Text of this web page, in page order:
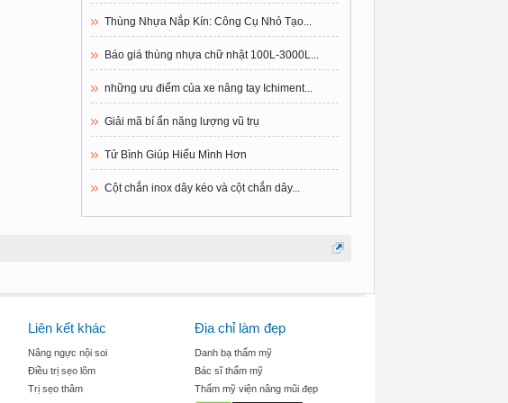
Thùng Nhựa Nắp Kín: Công Cụ Nhỏ Tạo...
Báo giá thùng nhựa chữ nhật 100L-3000L...
những ưu điểm của xe nâng tay Ichiment...
Giải mã bí ẩn năng lượng vũ trụ
Tử Bình Giúp Hiểu Mình Hơn
Cột chắn inox dây kéo và cột chắn dây...
Liên kết khác
Nâng ngực nội soi
Điều trị sẹo lõm
Trị sẹo thâm
Địa chỉ làm đẹp
Danh bạ thẩm mỹ
Bác sĩ thẩm mỹ
Thẩm mỹ viện nâng mũi đẹp